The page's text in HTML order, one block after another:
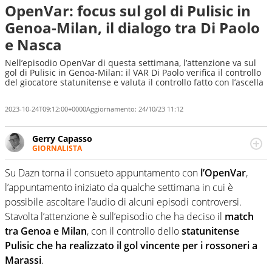
OpenVar: focus sul gol di Pulisic in
Genoa-Milan, il dialogo tra Di Paolo
e Nasca
Nell’episodio OpenVar di questa settimana, l’attenzione va sul
gol di Pulisic in Genoa-Milan: il VAR Di Paolo verifica il controllo
del giocatore statunitense e valuta il controllo fatto con l’ascella
2023-10-24T09:12:00+0000Aggiornamento: 24/10/23 11:12
Gerry Capasso
GIORNALISTA
Per lui gli sport americani non hanno segreti: basket,
football, baseball e la capacità innata di trovare la notizia
dove altri non vedono granché
Su Dazn torna il consueto appuntamento con l’OpenVar,
l’appuntamento iniziato da qualche settimana in cui è
possibile ascoltare l’audio di alcuni episodi controversi.
Stavolta l’attenzione è sull’episodio che ha deciso il match
tra Genoa e Milan, con il controllo dellostatunitense
Pulisic che ha realizzato il gol vincente per i rossoneri a
Marassi.